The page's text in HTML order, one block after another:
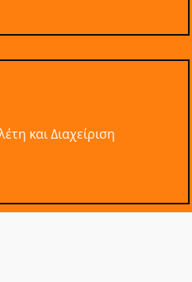
και Διαχείριση